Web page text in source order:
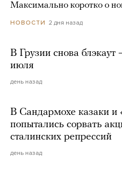
Максимально коротко о
НОВОСТИ 2 дня назад
В Грузии снова
июля
день назад
В Сандармохе казаки и
попытались сорвать
сталинских репрессий
день назад